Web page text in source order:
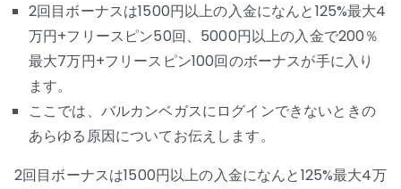
2回目ボーナスは1500円以上の入金になんと125%最大4
万円+フリースピン50回、5000円以上の入金で200％
最大7万円+フリースピン100回のボーナスが手に入り
ます。
ここでは、バルカンベガスにログインできないときの
あらゆる原因についてお伝えします。
2回目ボーナスは1500円以上の入金になんと125%最大4万